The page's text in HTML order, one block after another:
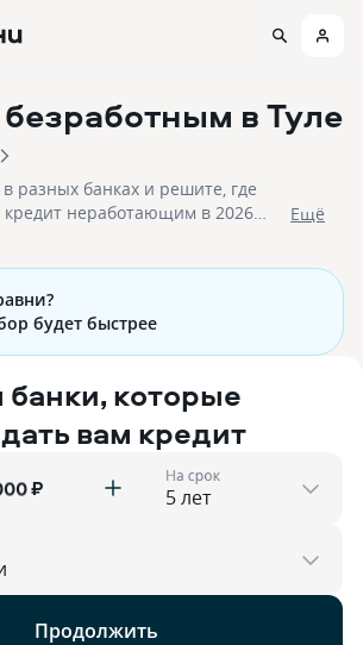
в Туле
разных банках и решите, где
кредит неработающим в 2026
Eщё
будет быстрее
которые
вам кредит
₽ На срок
Продолжить